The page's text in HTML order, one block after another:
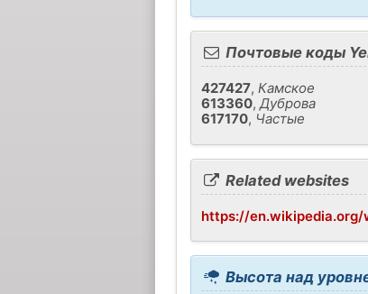
Почтовые коды
427427, Камское
613360,Дуброва
617170, Частые
Related websites
https://en.wikipedia.org/
Высота над